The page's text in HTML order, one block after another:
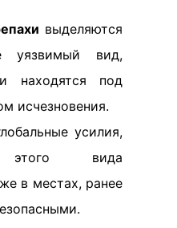
выделяются
уязвимый вид,
находятся под
исчезновения.
усилия,
этого вида
в местах, ранее